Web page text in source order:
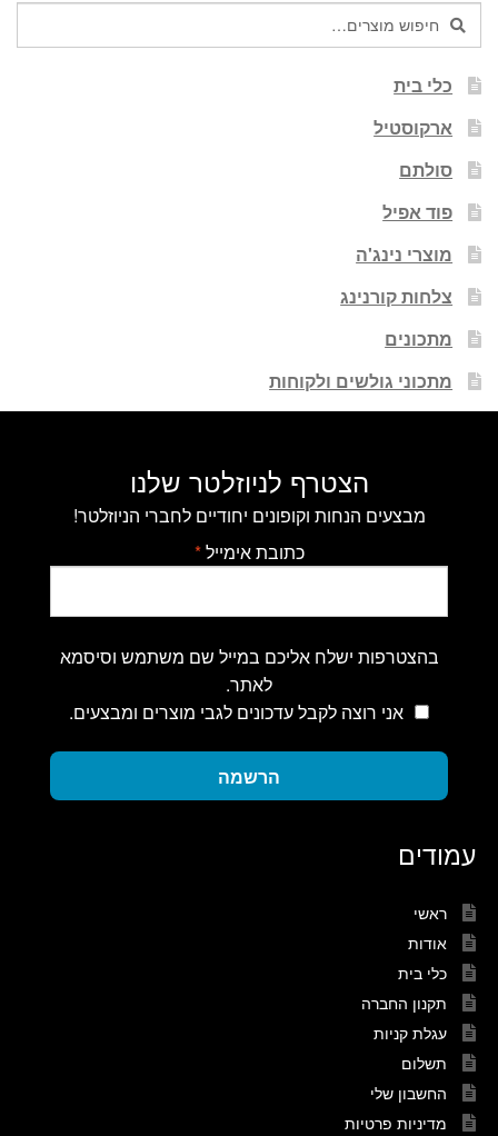
חיפוש
עבור:
חיפוש
כלי בית
ארקוסטיל
סולתם
פוד אפיל
מוצרי נינג'ה
צלחות קורנינג
מתכונים
מתכוני גולשים ולקוחות
הצטרף לניוזלטר שלנו
מבצעים הנחות וקופונים יחודיים לחברי הניוזלטר!
כתובת אימייל*
בהצטרפות ישלח אליכם במייל שם משתמש וסיסמא
לאתר.
אני רוצה לקבל עדכונים לגבי מוצרים ומבצעים.
הרשמה
עמודים
ראשי
אודות
כלי בית
תקנון החברה
עגלת קניות
תשלום
החשבון שלי
מדיניות פרטיות